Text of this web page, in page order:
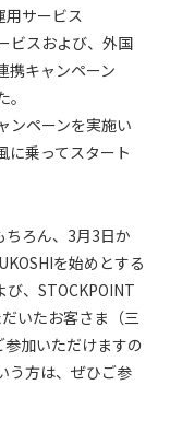
用サービス
ビスおよび、外国
携キャンペーン
ンペーンを実施い
に乗ってスタート
ろん、3月3日か
を始めとする
、STOCKPOINT
いたお客さま（三
加いただけますの
う方は、ぜひご参